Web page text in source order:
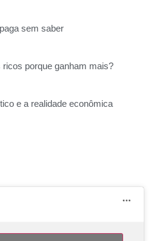
sem saber
porque ganham mais?
e a realidade econômica